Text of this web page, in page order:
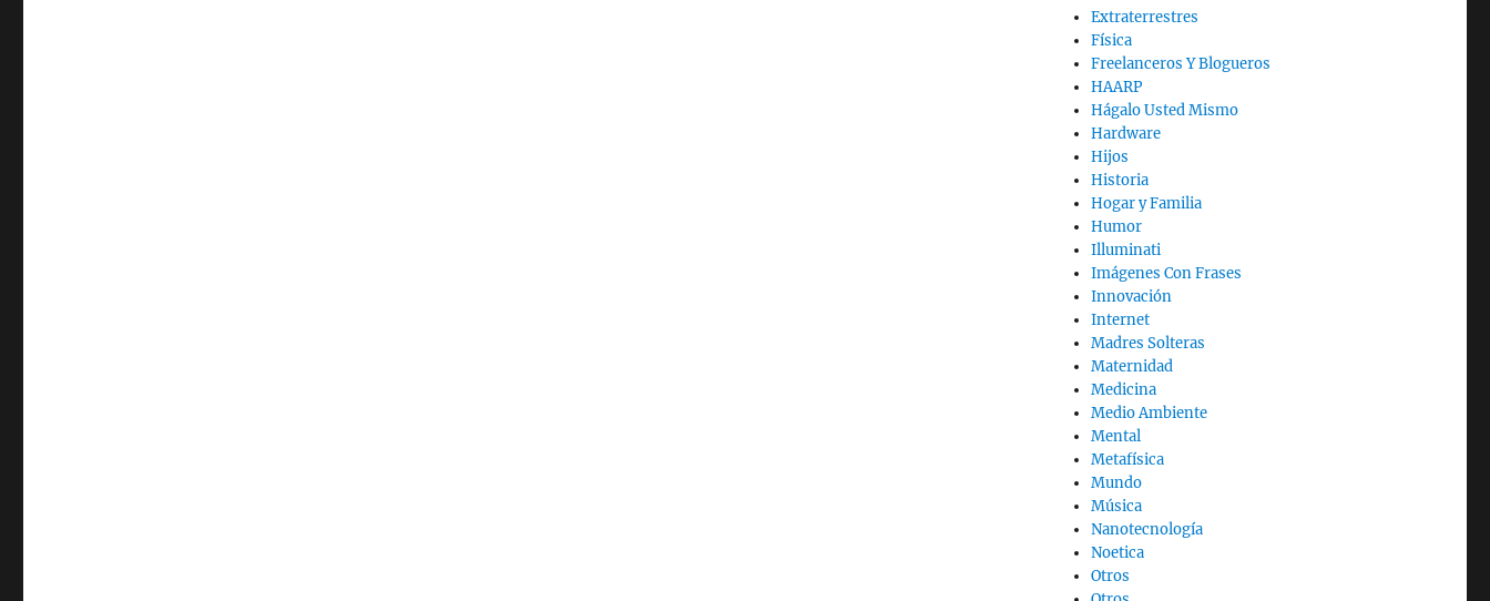
Extraterrestres
Física
Freelanceros Y Blogueros
HAARP
Hágalo Usted Mismo
Hardware
Hijos
Historia
Hogar y Familia
Humor
Illuminati
Imágenes Con Frases
Innovación
Internet
Madres Solteras
Maternidad
Medicina
Medio Ambiente
Mental
Metafísica
Mundo
Música
Nanotecnología
Noetica
Otros